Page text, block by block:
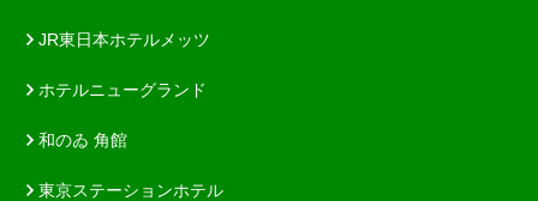
JR東日本ホテルメッツ
ホテルニューグランド
和のゐ 角館
東京ステーションホテル